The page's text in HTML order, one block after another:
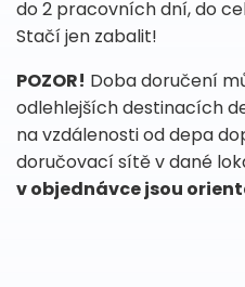
do 2 pracovních dní, do
Stačí jen zabalit!
POZOR! Doba doručení
odlehlejších destinacích
na vzdálenosti od depa
doručovací sítě v dané
v objednávce jsou